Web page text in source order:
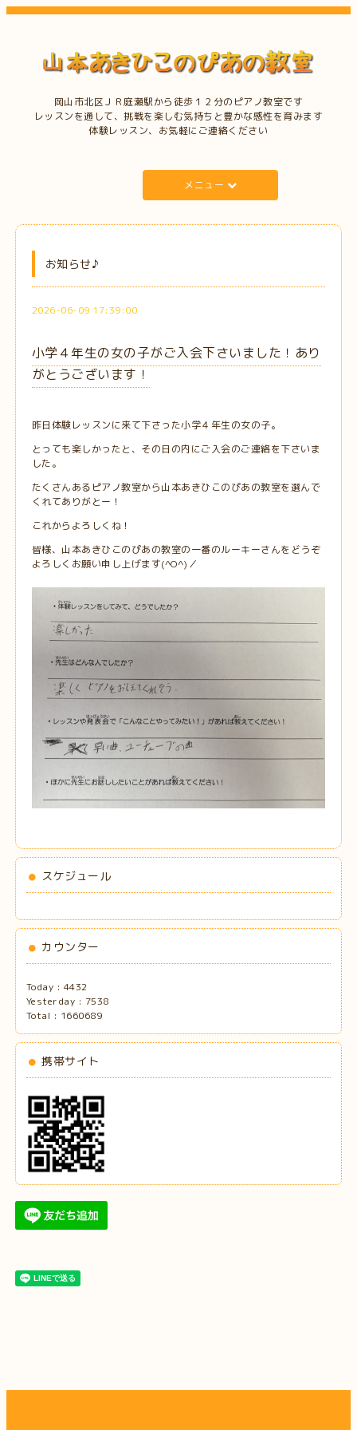
岡山市北区ＪＲ庭瀬駅から徒歩１２分のピアノ教室です
レッスンを通して、挑戦を楽しむ気持ちと豊かな感性を育みます
体験レッスン、お気軽にご連絡ください
メニュー
お知らせ♪
2026-06-09 17:39:00
小学４年生の女の子がご入会下さいました！あり
がとうございます！
昨日体験レッスンに来て下さった小学４年生の女の子。
とっても楽しかったと、その日の内にご入会のご連絡を下さいま
した。
たくさんあるピアノ教室から山本あきひこのぴあの教室を選んで
くれてありがとー！
これからよろしくね！
皆様、山本あきひこのぴあの教室の一番のルーキーさんをどうぞ
よろしくお願い申し上げます(^O^)／
スケジュール
カウンター
Today : 4432
Yesterday : 7538
Total : 1660689
携帯サイト